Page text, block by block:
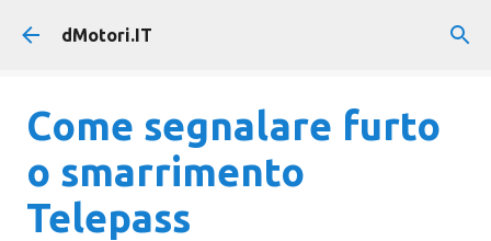
Passa ai contenuti principali
dMotori.IT
Come segnalare furto
o smarrimento
Telepass